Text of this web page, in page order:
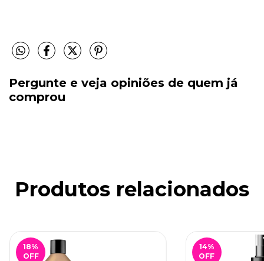
Pergunte e veja opiniões de quem já
comprou
Produtos relacionados
18%
OFF
14%
OFF